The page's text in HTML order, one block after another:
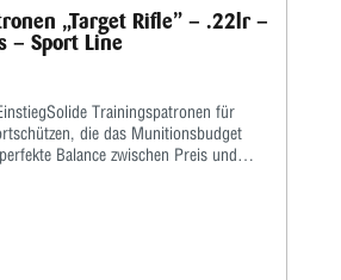
„Target Rifle” – .22lr –
– Sport Line
Trainingspatronen für
die das Munitionsbudget
Balance zwischen Preis und
bei intensiven Schießeinheiten mit
Merkmale auf einen Blick:
als Universalpatrone •
• Ausgeglichene
Gewehrpatrone für das Training